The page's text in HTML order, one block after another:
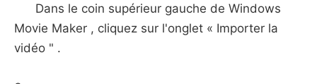
Dans le coin supérieur gauche de Windows
Movie Maker , cliquez sur l'onglet « Importer la
vidéo " .